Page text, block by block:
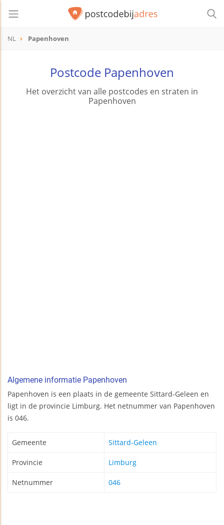
NL Papenhoven
Postcode Papenhoven
Het overzicht van alle postcodes en straten in
Papenhoven
Algemene informatie Papenhoven
Papenhoven is een plaats in de gemeente Sittard-Geleen en
ligt in de provincie Limburg. Het netnummer van Papenhoven
is 046.
Gemeente Sittard-Geleen
Provincie Limburg
Netnummer 046